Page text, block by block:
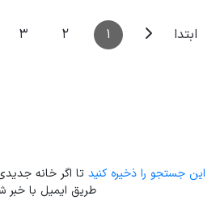
ابتدا 1
2
3
این جستجو را ذخیره کنید تا اگر خانه
طریق ایمیل با خبر